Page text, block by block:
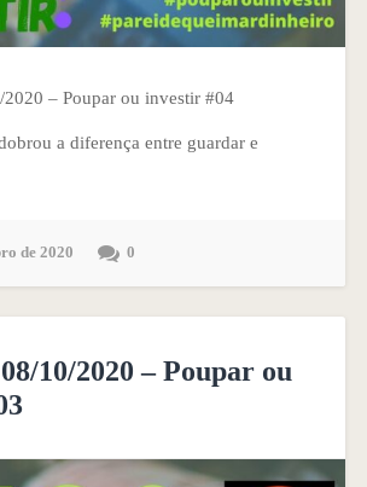
– Poupar ou investir #04
a diferença entre guardar e
de 2020 0
10/2020 – Poupar ou